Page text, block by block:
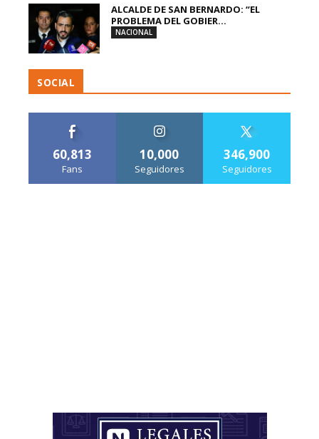
ALCALDE DE SAN BERNARDO: “EL
PROBLEMA DEL GOBIER...
NACIONAL
SOCIAL
60,813
Fans
10,000
Seguidores
346,900
Seguidores